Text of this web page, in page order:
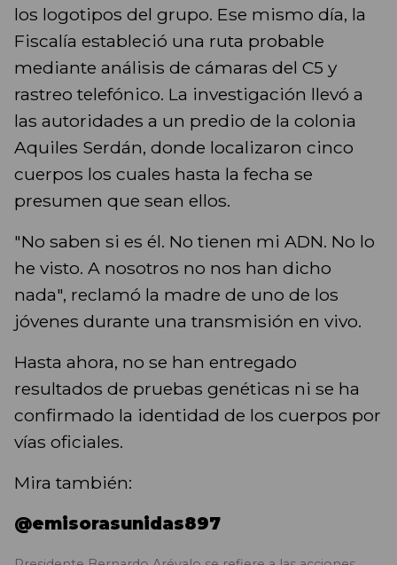
los logotipos del grupo. Ese mismo día, la
Fiscalía estableció una ruta probable
mediante análisis de cámaras del C5 y
rastreo telefónico. La investigación llevó a
las autoridades a un predio de la colonia
Aquiles Serdán, donde localizaron cinco
cuerpos los cuales hasta la fecha se
presumen que sean ellos.
"No saben si es él. No tienen mi ADN. No lo
he visto. A nosotros no nos han dicho
nada", reclamó la madre de uno de los
jóvenes durante una transmisión en vivo.
Hasta ahora, no se han entregado
resultados de pruebas genéticas ni se ha
confirmado la identidad de los cuerpos por
vías oficiales.
Mira también:
@emisorasunidas897